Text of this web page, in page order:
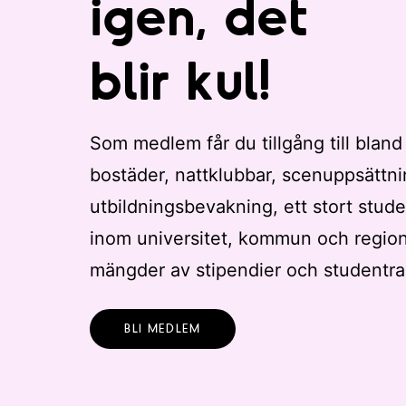
igen, det
blir kul!
Som medlem får du tillgång till
bostäder, nattklubbar,
utbildningsbevakning, ett stort
inom universitet, kommun och
mängder av stipendier och
BLI MEDLEM